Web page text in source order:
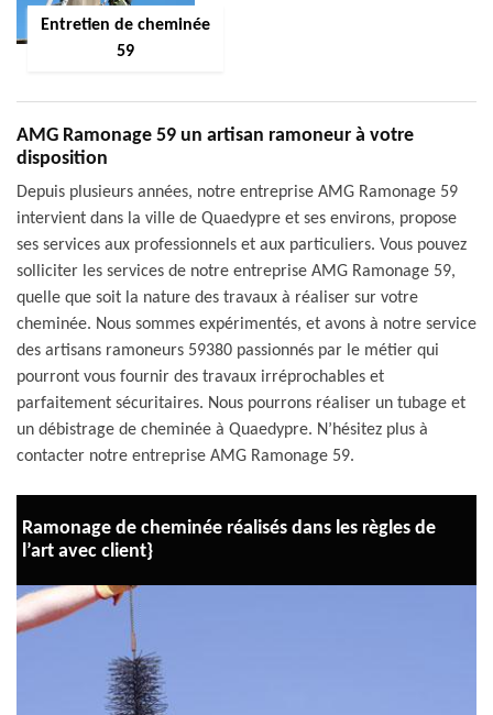
Entretien de cheminée
59
AMG Ramonage 59 un artisan ramoneur à votre
disposition
Depuis plusieurs années, notre entreprise AMG Ramonage 59
intervient dans la ville de Quaedypre et ses environs, propose
ses services aux professionnels et aux particuliers. Vous pouvez
solliciter les services de notre entreprise AMG Ramonage 59,
quelle que soit la nature des travaux à réaliser sur votre
cheminée. Nous sommes expérimentés, et avons à notre service
des artisans ramoneurs 59380 passionnés par le métier qui
pourront vous fournir des travaux irréprochables et
parfaitement sécuritaires. Nous pourrons réaliser un tubage et
un débistrage de cheminée à Quaedypre. N’hésitez plus à
contacter notre entreprise AMG Ramonage 59.
Ramonage de cheminée réalisés dans les règles de
l’art avec client}